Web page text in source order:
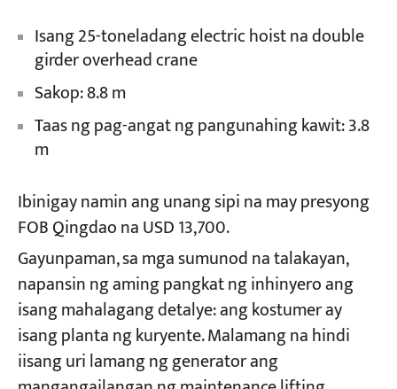
Isang 25-toneladang electric hoist na double
girder overhead crane
Sakop: 8.8 m
Taas ng pag-angat ng pangunahing kawit: 3.8
m
Ibinigay namin ang unang sipi na may presyong
FOB Qingdao na USD 13,700.
Gayunpaman, sa mga sumunod na talakayan,
napansin ng aming pangkat ng inhinyero ang
isang mahalagang detalye: ang kostumer ay
isang planta ng kuryente. Malamang na hindi
iisang uri lamang ng generator ang